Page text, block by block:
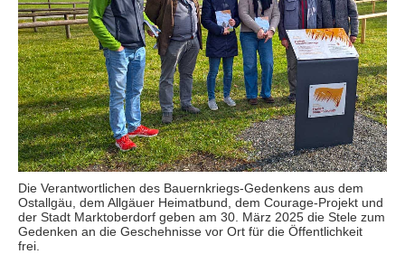
Die Verantwortlichen des Bauernkriegs-Gedenkens aus dem
Ostallgäu, dem Allgäuer Heimatbund, dem Courage-Projekt und
der Stadt Marktoberdorf geben am 30. März 2025 die Stele zum
Gedenken an die Geschehnisse vor Ort für die Öffentlichkeit
frei.